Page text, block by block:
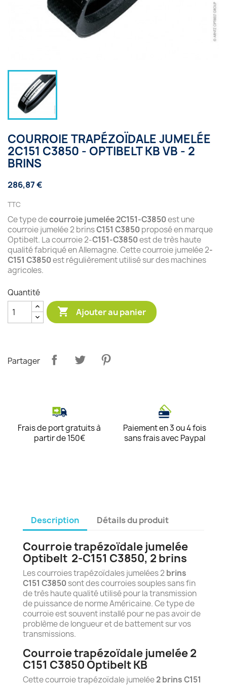
COURROIE TRAPÉZOÏDALE JUMELÉE
2C151 C3850 - OPTIBELT KB VB - 2
BRINS
286,87 €
TTC
Ce type decourroie jumelée 2C151-C3850est une
courroie jumelée 2 brinsC151 C3850proposé en marque
Optibelt. La courroie 2-C151-C3850est de très haute
qualité fabriqué en Allemagne. Cette courroie jumelée 2-
C151 C3850est régulièrement utilisé sur des machines
agricoles.
Quantité
 Ajouter au panier
Partager
Frais de port gratuits à
partir de 150€
Paiement en 3 ou 4 fois
sans frais avec Paypal
Description Détails du produit
Courroie trapézoïdale jumelée
Optibelt 2-C151 C3850, 2 brins
Les courroies trapézoïdales jumelées 2 brins
C151 C3850sont des courroies souples sans fin
de très haute qualité utilisé pour la transmission
de puissance de norme Américaine. Ce type de
courroie est souvent installé pour ne pas avoir de
problème de longueur et de battement sur vos
transmissions.
Courroie trapézoïdale jumelée 2
C151 C3850 Optibelt KB
Cette courroie trapézoïdale jumelée2 brins C151